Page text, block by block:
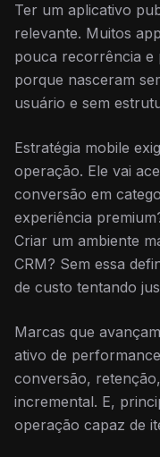
Ter um aplicativo
relevante. Muitos
pouca recorrência e
porque nasceram
usuário e sem
Estratégia mobile
operação. Ele vai
conversão em
experiência
Criar um ambiente
CRM? Sem essa
de custo tentando
Marcas que
ativo de
conversão,
incremental. E,
operação capaz de